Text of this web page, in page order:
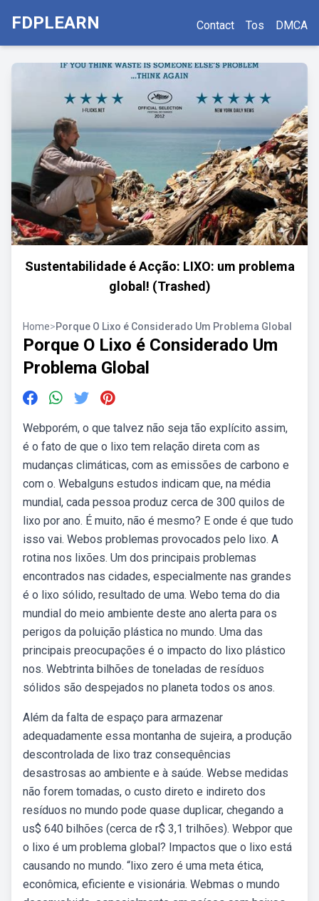
FDPLEARN Contact Tos DMCA
Sustentabilidade é Acção: LIXO: um problema
global! (Trashed)
Home>Porque O Lixo é Considerado Um Problema Global
Porque O Lixo é Considerado Um
Problema Global
Webporém, o que talvez não seja tão explícito assim,
é o fato de que o lixo tem relação direta com as
mudanças climáticas, com as emissões de carbono e
com o. Webalguns estudos indicam que, na média
mundial, cada pessoa produz cerca de 300 quilos de
lixo por ano. É muito, não é mesmo? E onde é que tudo
isso vai. Webos problemas provocados pelo lixo. A
rotina nos lixões. Um dos principais problemas
encontrados nas cidades, especialmente nas grandes
é o lixo sólido, resultado de uma. Webo tema do dia
mundial do meio ambiente deste ano alerta para os
perigos da poluição plástica no mundo. Uma das
principais preocupações é o impacto do lixo plástico
nos. Webtrinta bilhões de toneladas de resíduos
sólidos são despejados no planeta todos os anos.
Além da falta de espaço para armazenar
adequadamente essa montanha de sujeira, a produção
descontrolada de lixo traz consequências
desastrosas ao ambiente e à saúde. Webse medidas
não forem tomadas, o custo direto e indireto dos
resíduos no mundo pode quase duplicar, chegando a
us$ 640 bilhões (cerca de r$ 3,1 trilhões). Webpor que
o lixo é um problema global? Impactos que o lixo está
causando no mundo. “lixo zero é uma meta ética,
econômica, eficiente e visionária. Webmas o mundo